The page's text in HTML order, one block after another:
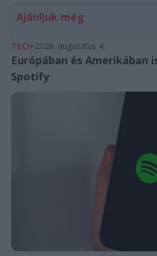
Ajánljuk még
TECH 2026. augusztus 4.
Európában és Amerikában
Spotify